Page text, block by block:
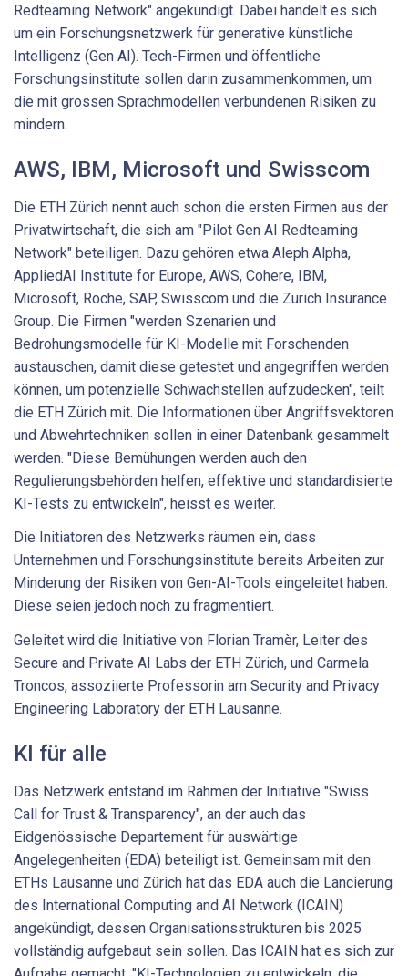
Redteaming Network" angekündigt. Dabei handelt es sich
um ein Forschungsnetzwerk für generative künstliche
Intelligenz (Gen AI). Tech-Firmen und öffentliche
Forschungsinstitute sollen darin zusammenkommen, um
die mit grossen Sprachmodellen verbundenen Risiken zu
mindern.
AWS, IBM, Microsoft und Swisscom
Die ETH Zürich nennt auch schon die ersten Firmen aus der
Privatwirtschaft, die sich am "Pilot Gen AI Redteaming
Network" beteiligen. Dazu gehören etwa Aleph Alpha,
AppliedAI Institute for Europe, AWS, Cohere, IBM,
Microsoft, Roche, SAP, Swisscom und die Zurich Insurance
Group. Die Firmen "werden Szenarien und
Bedrohungsmodelle für KI-Modelle mit Forschenden
austauschen, damit diese getestet und angegriffen werden
können, um potenzielle Schwachstellen aufzudecken", teilt
die ETH Zürich mit. Die Informationen über Angriffsvektoren
und Abwehrtechniken sollen in einer Datenbank gesammelt
werden. "Diese Bemühungen werden auch den
Regulierungsbehörden helfen, effektive und standardisierte
KI-Tests zu entwickeln", heisst es weiter.
Die Initiatoren des Netzwerks räumen ein, dass
Unternehmen und Forschungsinstitute bereits Arbeiten zur
Minderung der Risiken von Gen-AI-Tools eingeleitet haben.
Diese seien jedoch noch zu fragmentiert.
Geleitet wird die Initiative von Florian Tramèr, Leiter des
Secure and Private AI Labs der ETH Zürich, und Carmela
Troncos, assoziierte Professorin am Security and Privacy
Engineering Laboratory der ETH Lausanne.
KI für alle
Das Netzwerk entstand im Rahmen der Initiative "Swiss
Call for Trust & Transparency", an der auch das
Eidgenössische Departement für auswärtige
Angelegenheiten (EDA) beteiligt ist. Gemeinsam mit den
ETHs Lausanne und Zürich hat das EDA auch die Lancierung
des International Computing and AI Network (ICAIN)
angekündigt, dessen Organisationsstrukturen bis 2025
vollständig aufgebaut sein sollen. Das ICAIN hat es sich zur